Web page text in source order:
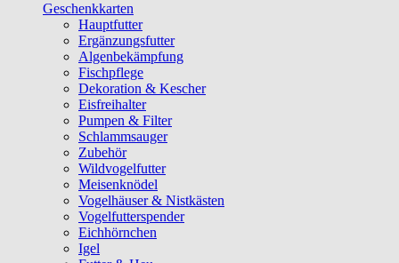
Geschenkkarten
Hauptfutter
Ergänzungsfutter
Algenbekämpfung
Fischpflege
Dekoration & Kescher
Eisfreihalter
Pumpen & Filter
Schlammsauger
Zubehör
Wildvogelfutter
Meisenknödel
Vogelhäuser & Nistkästen
Vogelfutterspender
Eichhörnchen
Igel